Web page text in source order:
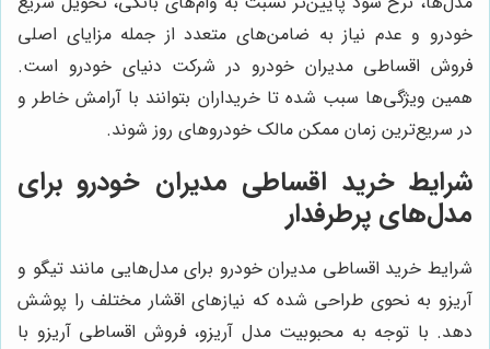
خودرو و عدم نیاز به ضامن‌های متعدد از جمله مزایای اصلی
فروش اقساطی مدیران خودرو در شرکت دنیای خودرو است.
همین ویژگی‌ها سبب شده تا خریداران بتوانند با آرامش خاطر و
در سریع‌ترین زمان ممکن مالک خودروهای روز شوند.
شرایط خرید اقساطی مدیران خودرو برای
مدل‌های پرطرفدار
شرایط خرید اقساطی مدیران خودرو برای مدل‌هایی مانند تیگو و
آریزو به نحوی طراحی شده که نیازهای اقشار مختلف را پوشش
دهد. با توجه به محبوبیت مدل آریزو، فروش اقساطی آریزو با